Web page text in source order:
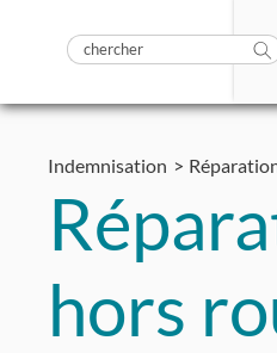
Aller
contenu
la
Indemnisation
hors